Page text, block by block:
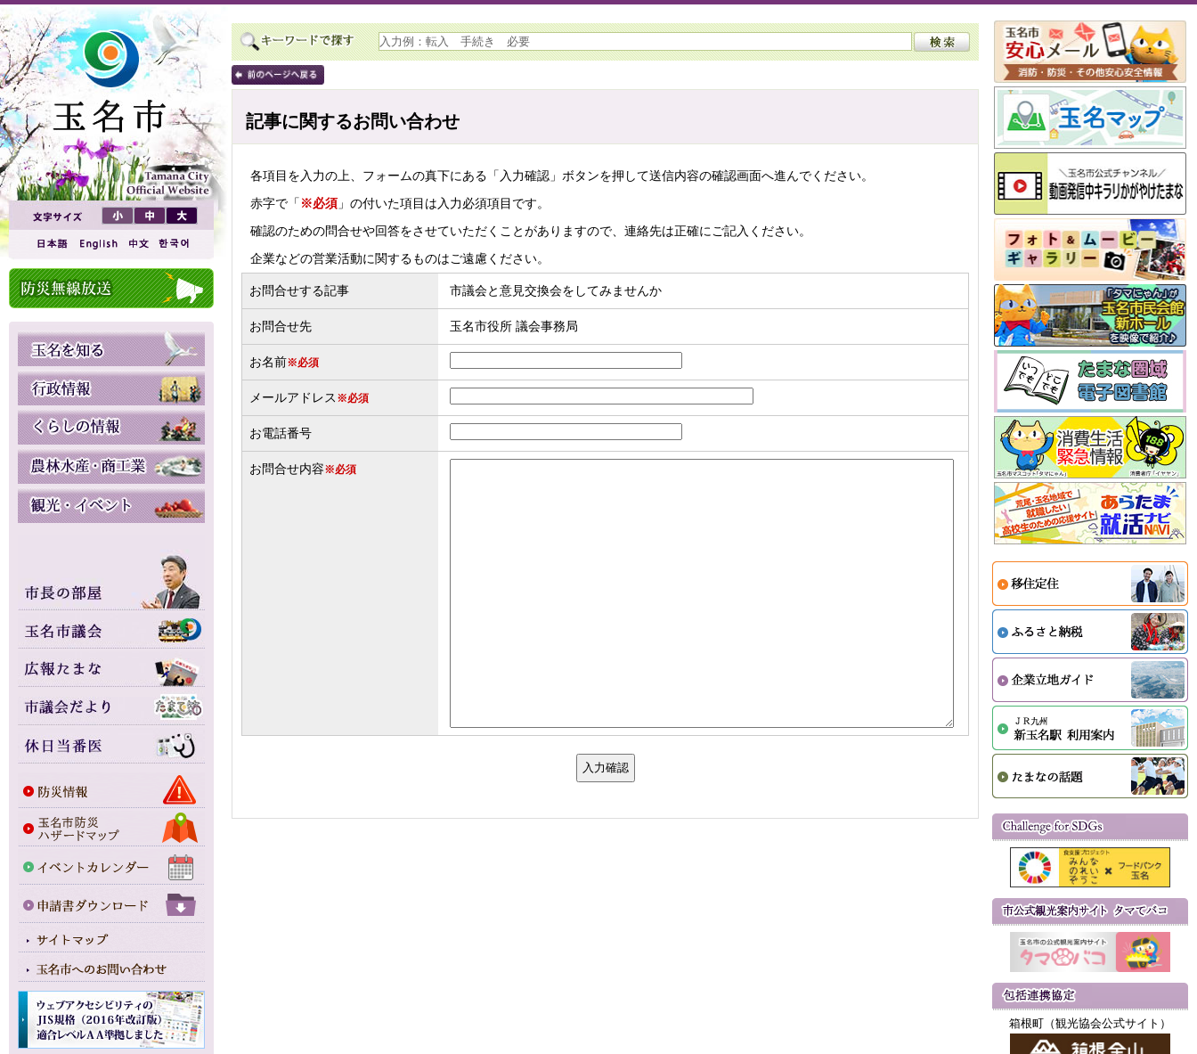
記事に関するお問い合わせ
各項目を入力の上、フォームの真下にある「入力確認」ボタンを押して送信内容の確認画面へ進んでください。
赤字で「 ※必須 」の付いた項目は入力必須項目です。
確認のための問合せや回答をさせていただくことがありますので、連絡先は正確にご記入ください。
企業などの営業活動に関するものはご遠慮ください。
お問合せする記事 市議会と意見交換会をしてみませんか
お問合せ先 玉名市役所 議会事務局
お名前※必須
メールアドレス ※必須
お電話番号
お問合せ内容※必須
箱根町（観光協会公式サイト）